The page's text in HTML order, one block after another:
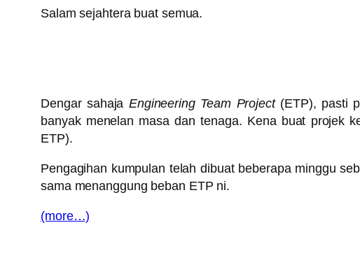
Salam sejahtera buat semua.
Dengar sahaja Engineering Team Project(ETP), pasti
banyak menelan masa dan tenaga. Kena buat projek
ETP).
Pengagihan kumpulan telah dibuat beberapa minggu
sama menanggung beban ETP ni.
(more…)